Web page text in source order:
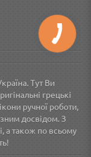
Тут Ви
грецькі
ручної роботи,
досвідом. З
а також по всьому